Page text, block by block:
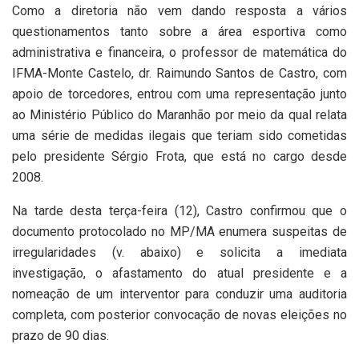
Como a diretoria não vem dando resposta a vários
questionamentos tanto sobre a área esportiva como
administrativa e financeira, o professor de matemática do
IFMA-Monte Castelo, dr. Raimundo Santos de Castro, com
apoio de torcedores, entrou com uma representação junto
ao Ministério Público do Maranhão por meio da qual relata
uma série de medidas ilegais que teriam sido cometidas
pelo presidente Sérgio Frota, que está no cargo desde
2008.
Na tarde desta terça-feira (12), Castro confirmou que o
documento protocolado no MP/MA enumera suspeitas de
irregularidades (v. abaixo) e solicita a imediata
investigação, o afastamento do atual presidente e a
nomeação de um interventor para conduzir uma auditoria
completa, com posterior convocação de novas eleições no
prazo de 90 dias.